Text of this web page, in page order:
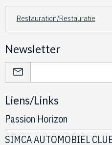
Restauration/Restauratie
Newsletter
Liens/Links
Passion Horizon
SIMCA AUTOMOBIEL